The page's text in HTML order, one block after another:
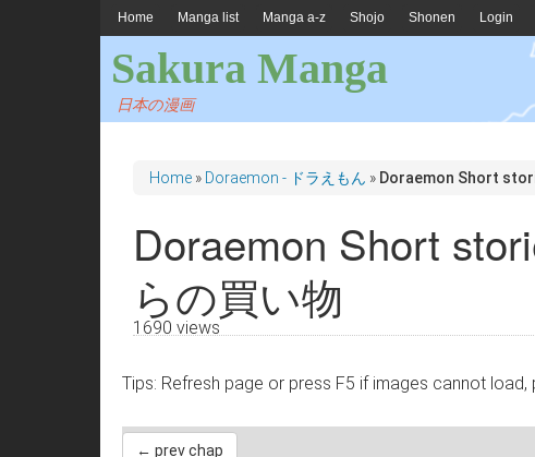
Home Manga list Manga a-z Shojo Shonen Login
Sakura Manga
日本の漫画
Home » Doraemon - ドラえもん » Doraemon Short
Doraemon Short
らの買い物
1690 views
Tips: Refresh page or press F5 if images cannot
← prev chap